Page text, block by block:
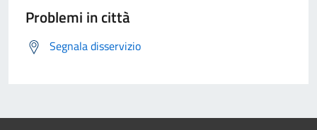
Problemi in città
Segnala disservizio